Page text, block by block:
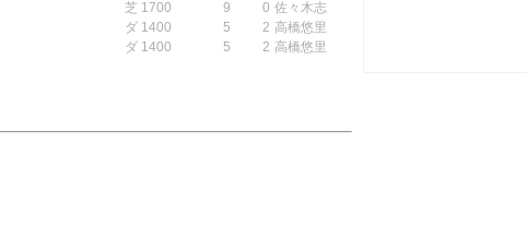
芝 1700 9 0 佐々木志
ダ 1400 5 2 高橋悠里
ダ 1400 5 2 高橋悠里